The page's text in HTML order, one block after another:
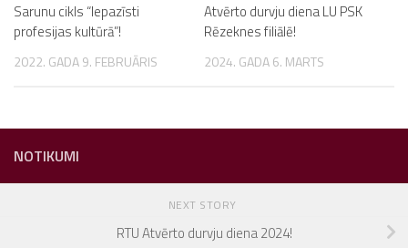
Sarunu cikls “Iepazīsti
profesijas kultūrā”!
2022. GADA 9. FEBRUĀRIS
Atvērto durvju diena LU PSK
Rēzeknes filiālē!
2024. GADA 6. MARTS
NOTIKUMI
NEXT STORY
RTU Atvērto durvju diena 2024!